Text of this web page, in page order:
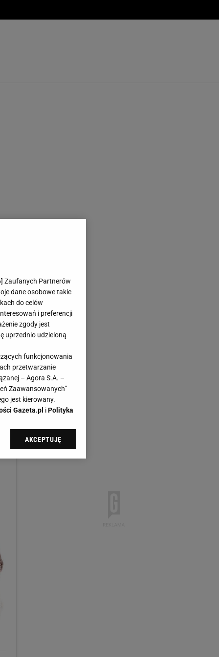
] Zaufanych Partnerów
dane osobowe takie
do celów
i preferencji
zgody jest
uprzednio udzieloną
funkcjonowania
przetwarzanie
– Agora S.A. –
Zaawansowanych”
jest kierowany.
Gazeta.pl iPolityka
sp. z o.o., jej
AKCEPTUJĘ